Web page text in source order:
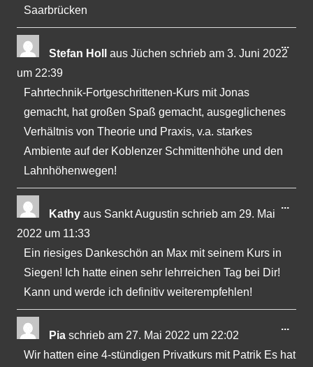
Saarbrücken
Stefan Holl aus Jüchen schrieb am 3. Juni 2022
um 22:39
Fahrtechnik-Fortgeschrittenen-Kurs mit Jonas
gemacht, hat großen Spaß gemacht, ausgeglichenes
Verhältnis von Theorie und Praxis, v.a. starkes
Ambiente auf der Koblenzer Schmittenhöhe und den
Lahnhöhenwegen!
...
Kathy aus Sankt Augustin schrieb am 29. Mai
2022 um 11:33
Ein riesiges Dankeschön an Max mit seinem Kurs in
Siegen! Ich hatte einen sehr lehrreichen Tag bei Dir!
Kann und werde ich definitiv weiterempfehlen!
...
Pia schrieb am 27. Mai 2022 um 22:02
Wir hatten eine 4-stündigen Privatkurs mit Patrik Es hat
...